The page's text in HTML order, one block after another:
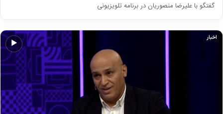
گفتگو با علیرضا منصوریان در برنامه تلویزیونی
▶
اخبار